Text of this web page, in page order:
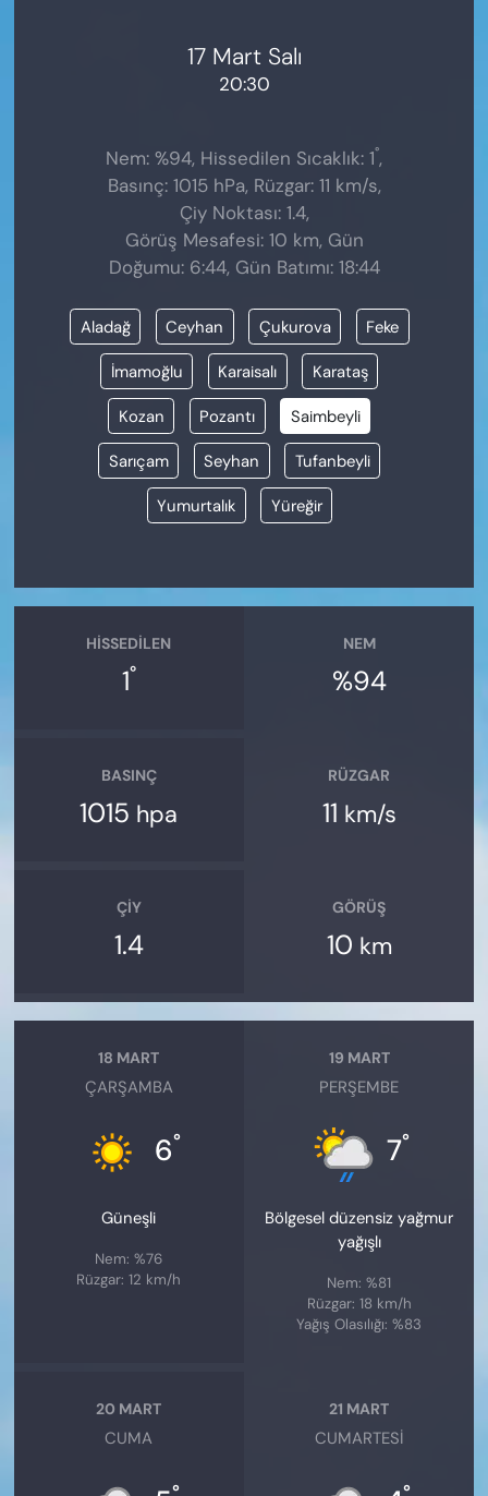
17 Mart Salı
20:30
Nem: %94, Hissedilen Sıcaklık: 1°,
Basınç: 1015 hPa, Rüzgar: 11 km/s,
Çiy Noktası: 1.4,
Görüş Mesafesi: 10 km, Gün
Doğumu: 6:44, Gün Batımı: 18:44
Aladağ Ceyhan Çukurova Feke
İmamoğlu Karaisalı Karataş
Kozan Pozantı Saimbeyli
Sarıçam Seyhan Tufanbeyli
Yumurtalık Yüreğir
HISSEDILEN
1°
NEM
%94
BASINÇ
1015 hpa
RÜZGAR
11 km/s
ÇIY
1.4
GÖRÜŞ
10 km
18 MART
ÇARŞAMBA
6°
Güneşli
Nem: %76
Rüzgar: 12 km/h
19 MART
PERŞEMBE
7°
Bölgesel düzensiz yağmur
yağışlı
Nem: %81
Rüzgar: 18 km/h
Yağış Olasılığı: %83
20 MART
CUMA
21 MART
CUMARTESI